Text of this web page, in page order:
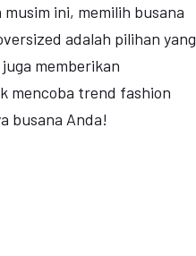
ini, memilih busana
adalah pilihan yang
memberikan
mencoba trend fashion
busana Anda!